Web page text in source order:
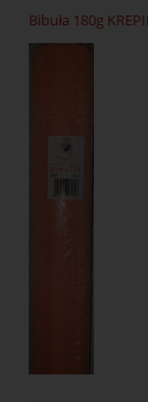
Bibuła 180g